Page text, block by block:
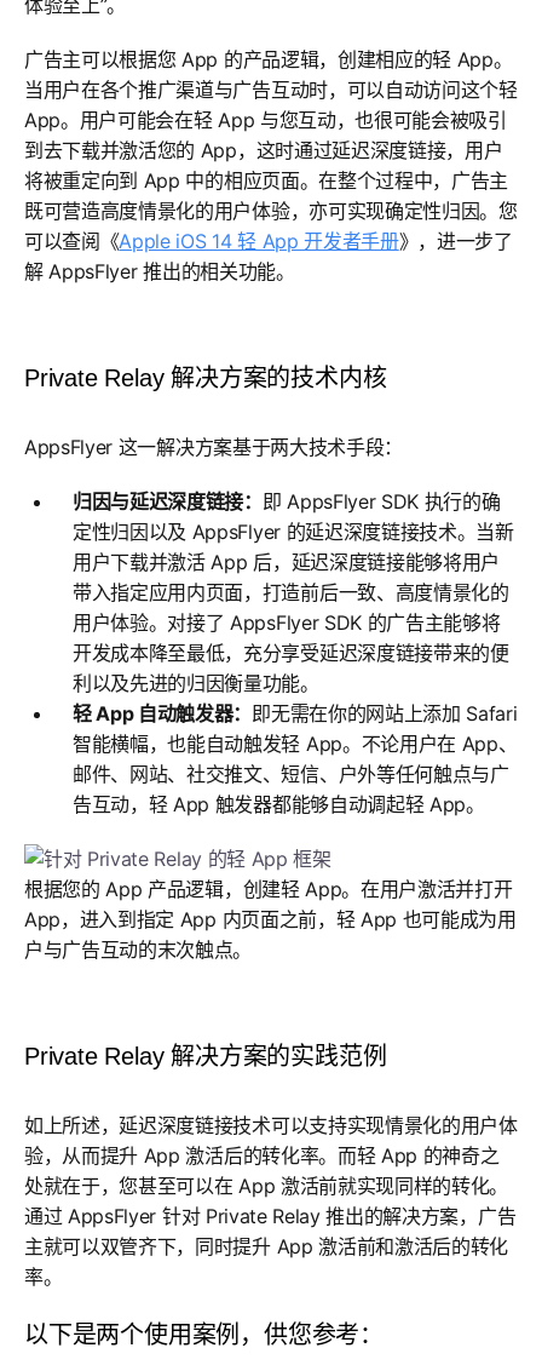
体验至上”。
广告主可以根据您 App 的产品逻辑，创建相应的轻 App。
当用户在各个推广渠道与广告互动时，可以自动访问这个轻
App。用户可能会在轻 App 与您互动，也很可能会被吸引
到去下载并激活您的 App，这时通过延迟深度链接，用户
将被重定向到 App 中的相应页面。在整个过程中，广告主
既可营造高度情景化的用户体验，亦可实现确定性归因。您
可以查阅《Apple iOS 14 轻 App 开发者手册》，进一步了
解 AppsFlyer 推出的相关功能。
Private Relay 解决方案的技术内核
AppsFlyer 这一解决方案基于两大技术手段：
归因与延迟深度链接： 即 AppsFlyer SDK 执行的确
定性归因以及 AppsFlyer 的延迟深度链接技术。当新
用户下载并激活 App 后，延迟深度链接能够将用户
带入指定应用内页面，打造前后一致、高度情景化的
用户体验。对接了 AppsFlyer SDK 的广告主能够将
开发成本降至最低，充分享受延迟深度链接带来的便
利以及先进的归因衡量功能。
轻 App 自动触发器： 即无需在你的网站上添加 Safari
智能横幅，也能自动触发轻 App。不论用户在 App、
邮件、网站、社交推文、短信、户外等任何触点与广
告互动，轻 App 触发器都能够自动调起轻 App。
根据您的 App 产品逻辑，创建轻 App。在用户激活并打开
App，进入到指定 App 内页面之前，轻 App 也可能成为用
户与广告互动的末次触点。
Private Relay 解决方案的实践范例
如上所述，延迟深度链接技术可以支持实现情景化的用户体
验，从而提升 App 激活后的转化率。而轻 App 的神奇之
处就在于，您甚至可以在 App 激活前就实现同样的转化。
通过 AppsFlyer 针对 Private Relay 推出的解决方案，广告
主就可以双管齐下，同时提升 App 激活前和激活后的转化
率。
以下是两个使用案例，供您参考：